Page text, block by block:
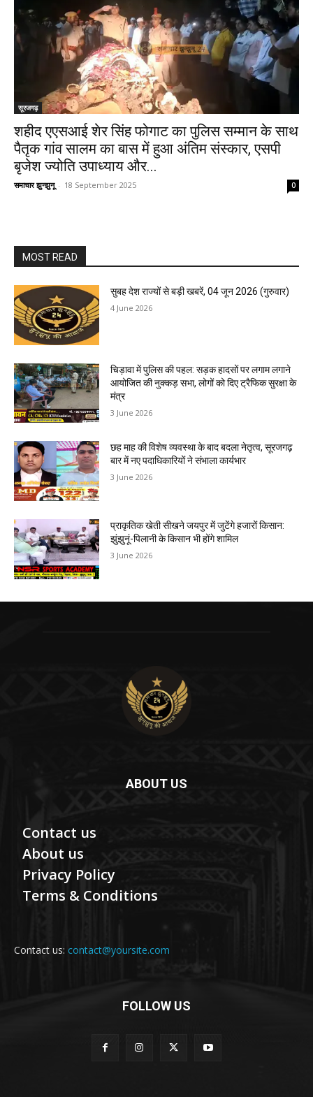
सूरजगढ़
शहीद एएसआई शेर सिंह फोगाट का पुलिस सम्मान के साथ
पैतृक गांव सालम का बास में हुआ अंतिम संस्कार, एसपी
बृजेश ज्योति उपाध्याय और...
समाचार झुन्झुनू - 18 September 2025 0
MOST READ
सुबह देश राज्यों से बड़ी खबरें, 04 जून 2026 (गुरुवार)
4 June 2026
चिड़ावा में पुलिस की पहल: सड़क हादसों पर लगाम लगाने
आयोजित की नुक्कड़ सभा, लोगों को दिए ट्रैफिक सुरक्षा के
मंत्र
3 June 2026
छह माह की विशेष व्यवस्था के बाद बदला नेतृत्व, सूरजगढ़
बार में नए पदाधिकारियों ने संभाला कार्यभार
3 June 2026
प्राकृतिक खेती सीखने जयपुर में जुटेंगे हजारों किसान:
झुंझुनूं-पिलानी के किसान भी होंगे शामिल
3 June 2026
ABOUT US
Contact us
About us
Privacy Policy
Terms & Conditions
Contact us: contact@yoursite.com
FOLLOW US